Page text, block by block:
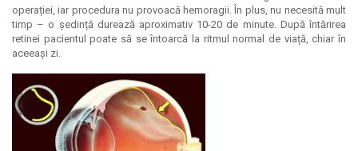
operației, iar procedura nu provoacă hemoragii. În plus, nu necesită mult
timp – o ședință durează aproximativ 10-20 de minute. După întărirea
retinei pacientul poate să se întoarcă la ritmul normal de viață, chiar în
aceeași zi.